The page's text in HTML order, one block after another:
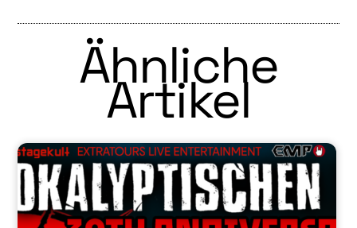
Ähnliche
Artikel